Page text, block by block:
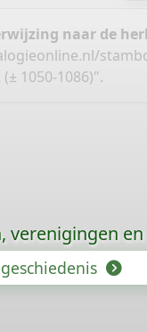
naar de
1050-1086)".
verenigingen